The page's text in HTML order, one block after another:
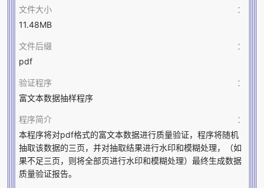
文件大小
：
11.48MB
文件后缀
：
pdf
验证程序
：
富文本数据抽样程序
程序简介
：
本程序将对pdf格式的富文本数据进行质量验证，程序将随机
抽取该数据的三页，并对抽取结果进行水印和模糊处理，（如
果不足三页，则将全部页进行水印和模糊处理）最终生成数据
质量验证报告。